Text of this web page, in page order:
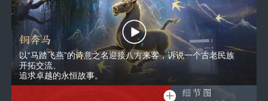
铜奔马
以“马踏飞燕”的诗意之名迎接八方来客，诉说一个古老民族
开拓交流、
追求卓越的永恒故事。